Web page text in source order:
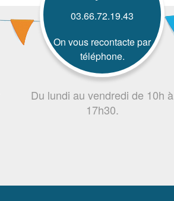
03.66.72.19.43
On vous recontacte par
téléphone.
Du lundi au vendredi de 10h à
17h30.